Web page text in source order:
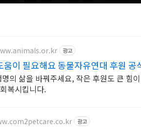
광고
움이 필요해요 동물자유연대 후원 공
의 삶을 바꿔주세요, 작은 후원도 큰 힘
복시킵니다.
광고